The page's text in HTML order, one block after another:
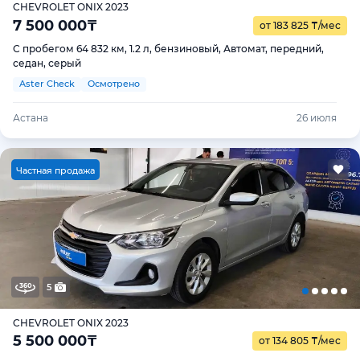
CHEVROLET ONIX 2023
7 500 000₸ от 183 825 ₸/мес
С пробегом 64 832 км, 1.2 л, бензиновый, Автомат, передний,
седан, серый
Aster Check Осмотрено
Астана 26 июля
Частная продажа
5
CHEVROLET ONIX 2023
5 500 000₸ от 134 805 ₸/мес